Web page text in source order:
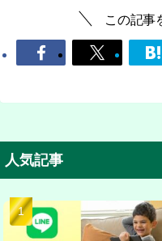
この記事
人気記事